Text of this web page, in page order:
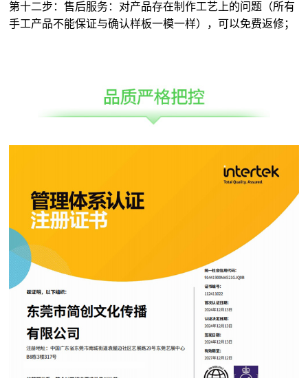
第十二步：售后服务：对产品存在制作工艺上的问题（所有
手工产品不能保证与确认样板一模一样），可以免费返修；